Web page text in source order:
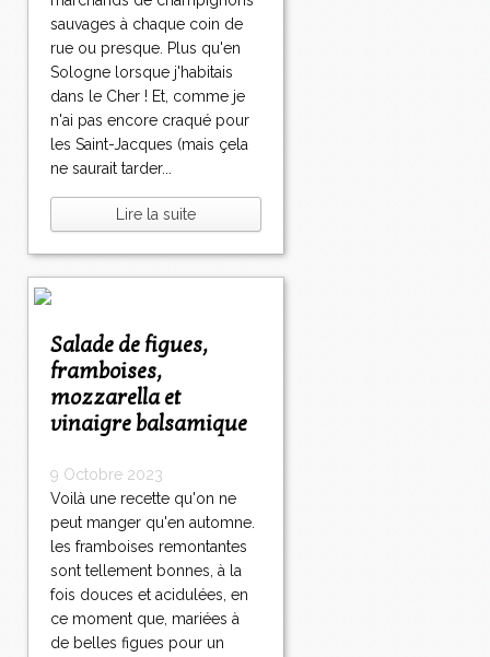
sauvages à chaque coin de
rue ou presque. Plus qu'en
Sologne lorsque j'habitais
dans le Cher ! Et, comme je
n'ai pas encore craqué pour
les Saint-Jacques (mais çela
ne saurait tarder...
Lire la suite
Salade de figues,
framboises,
mozzarella et
vinaigre balsamique
9 Octobre 2023
Voilà une recette qu'on ne
peut manger qu'en automne.
les framboises remontantes
sont tellement bonnes, à la
fois douces et acidulées, en
ce moment que, mariées à
de belles figues pour un